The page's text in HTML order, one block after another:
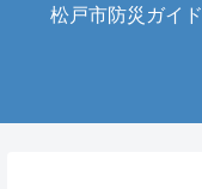
松戸市防災ガイド